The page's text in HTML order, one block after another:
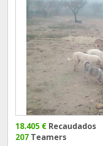
18.405 € Recaudados
207 Teamers